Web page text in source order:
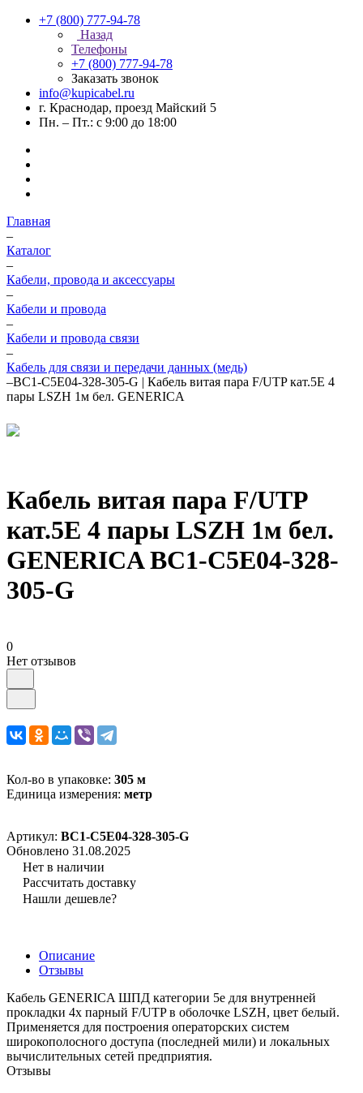
+7 (800) 777-94-78
Назад
Телефоны
+7 (800) 777-94-78
Заказать звонок
info@kupicabel.ru
г. Краснодар, проезд Майский 5
Пн. – Пт.: с 9:00 до 18:00
Главная
–
Каталог
–
Кабели, провода и аксессуары
–
Кабели и провода
–
Кабели и провода связи
–
Кабель для связи и передачи данных (медь)
–BC1-C5E04-328-305-G | Кабель витая пара F/UTP кат.5E 4
пары LSZH 1м бел. GENERICA
Кабель витая пара F/UTP
кат.5E 4 пары LSZH 1м бел.
GENERICA BC1-C5E04-328-
305-G
0
Нет отзывов
Кол-во в упаковке: 305 м
Единица измерения: метр
Артикул: BC1-C5E04-328-305-G
Обновлено 31.08.2025
Нет в наличии
Рассчитать доставку
Нашли дешевле?
Описание
Отзывы
Кабель GENERICA ШПД категории 5е для внутренней
прокладки 4х парный F/UTP в оболочке LSZH, цвет белый.
Применяется для построения операторских систем
широкополосного доступа (последней мили) и локальных
вычислительных сетей предприятия.
Отзывы